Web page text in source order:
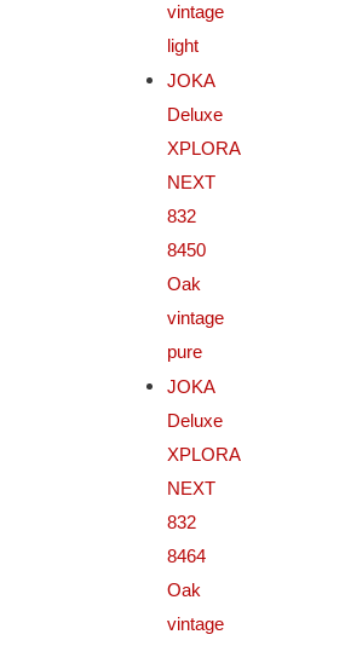
vintage
light
JOKA
Deluxe
XPLORA
NEXT
832
8450
Oak
vintage
pure
JOKA
Deluxe
XPLORA
NEXT
832
8464
Oak
vintage